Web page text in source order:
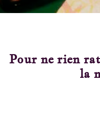
Pour ne rien
la